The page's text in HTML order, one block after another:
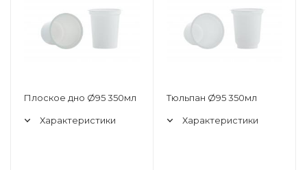
Плоское дно Ø95 350мл
Характеристики
Тюльпан Ø95 350мл
Характеристики